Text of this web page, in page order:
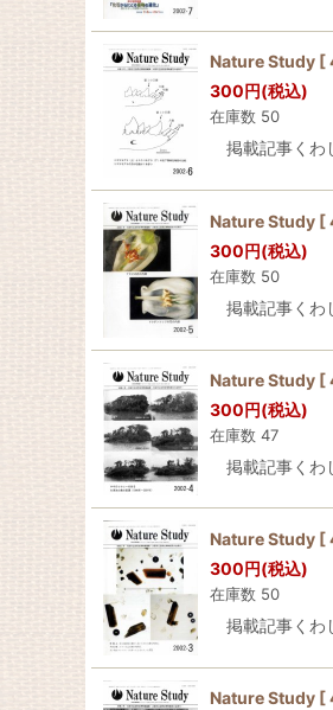
Nature Study [
300円(税込)
在庫数 50
掲載記事く
Nature Study [
300円(税込)
在庫数 50
掲載記事く
Nature Study [
300円(税込)
在庫数 47
掲載記事く
Nature Study [
300円(税込)
在庫数 50
掲載記事く
Nature Study [